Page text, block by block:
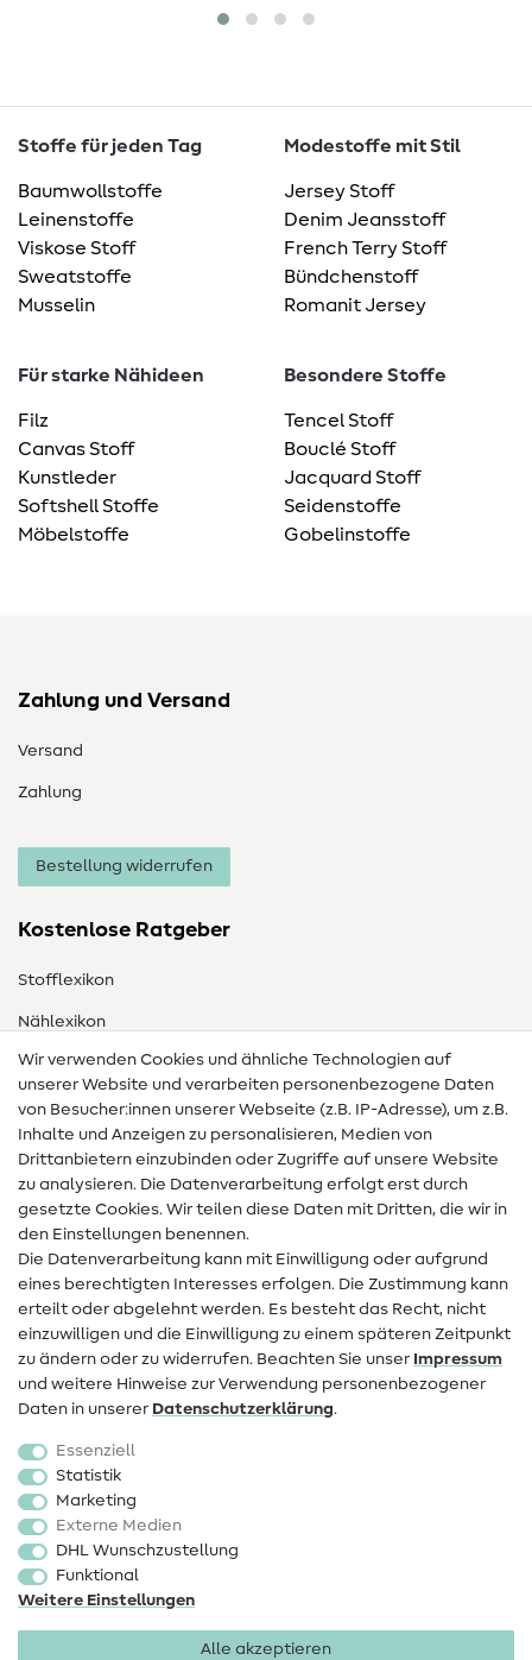
Stoffe für jeden Tag
Baumwollstoffe
Leinenstoffe
Viskose Stoff
Sweatstoffe
Musselin
Modestoffe mit Stil
Jersey Stoff
Denim Jeansstoff
French Terry Stoff
Bündchenstoff
Romanit Jersey
Für starke Nähideen
Filz
Canvas Stoff
Kunstleder
Softshell Stoffe
Möbelstoffe
Besondere Stoffe
Tencel Stoff
Bouclé Stoff
Jacquard Stoff
Seidenstoffe
Gobelinstoffe
Zahlung und Versand
Versand
Zahlung
Bestellung widerrufen
Kostenlose Ratgeber
Stofflexikon
Nählexikon
Nähanleitungen
Hilfe & Kontakt
Kontakt
Infos zum Betreiberwechsel
Widerrufsrecht
Beliebt
Stoffe
Sale
Schnittmuster
Wir verwenden Cookies und ähnliche Technologien auf
unserer Website und verarbeiten personenbezogene Daten
von Besucher:innen unserer Webseite (z.B. IP-Adresse), um z.B.
Inhalte und Anzeigen zu personalisieren, Medien von
Drittanbietern einzubinden oder Zugriffe auf unsere Website
zu analysieren. Die Datenverarbeitung erfolgt erst durch
gesetzte Cookies. Wir teilen diese Daten mit Dritten, die wir in
den Einstellungen benennen.
Die Datenverarbeitung kann mit Einwilligung oder aufgrund
eines berechtigten Interesses erfolgen. Die Zustimmung kann
erteilt oder abgelehnt werden. Es besteht das Recht, nicht
einzuwilligen und die Einwilligung zu einem späteren Zeitpunkt
zu ändern oder zu widerrufen. Beachten Sie unser Impressum
und weitere Hinweise zur Verwendung personenbezogener
Daten in unserer Daten­schutz­erklärung.
Essenziell
Statistik
Marketing
Externe Medien
DHL Wunschzustellung
Funktional
Weitere Einstellungen
Alle akzeptieren